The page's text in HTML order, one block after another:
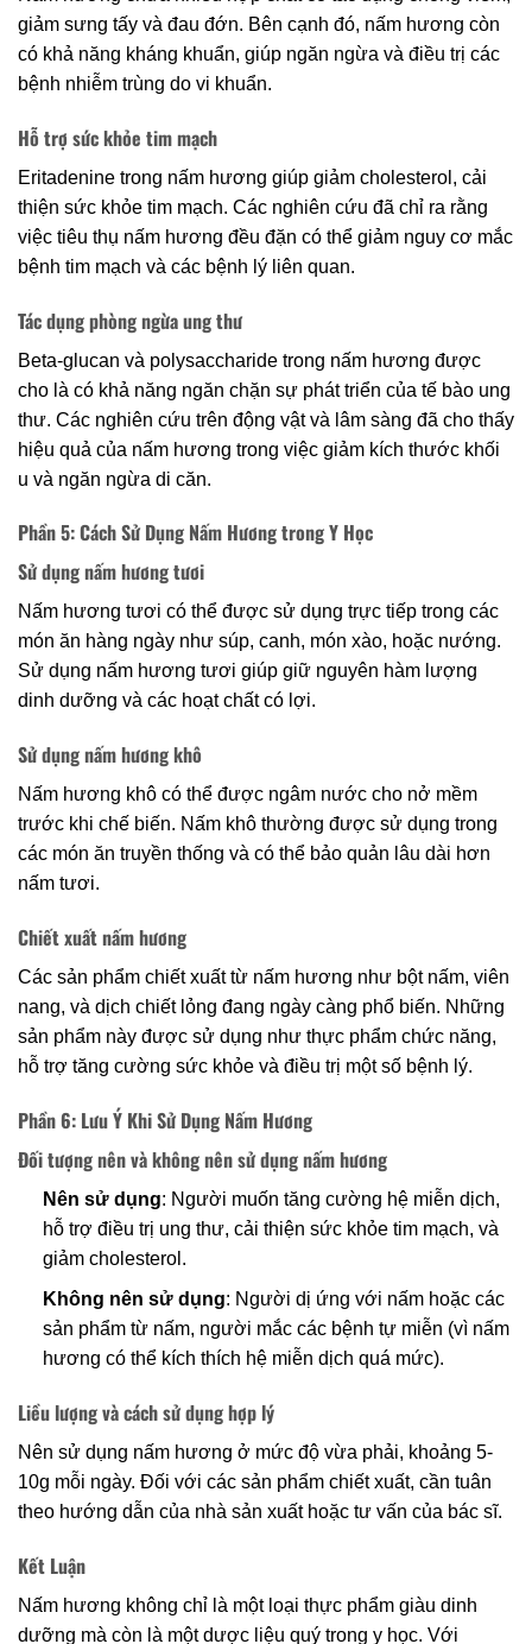
giảm sưng tấy và đau đớn. Bên cạnh đó, nấm hương còn
có khả năng kháng khuẩn, giúp ngăn ngừa và điều trị các
bệnh nhiễm trùng do vi khuẩn.
Hỗ trợ sức khỏe tim mạch
Eritadenine trong nấm hương giúp giảm cholesterol, cải
thiện sức khỏe tim mạch. Các nghiên cứu đã chỉ ra rằng
việc tiêu thụ nấm hương đều đặn có thể giảm nguy cơ mắc
bệnh tim mạch và các bệnh lý liên quan.
Tác dụng phòng ngừa ung thư
Beta-glucan và polysaccharide trong nấm hương được
cho là có khả năng ngăn chặn sự phát triển của tế bào ung
thư. Các nghiên cứu trên động vật và lâm sàng đã cho thấy
hiệu quả của nấm hương trong việc giảm kích thước khối
u và ngăn ngừa di căn.
Phần 5: Cách Sử Dụng Nấm Hương trong Y Học
Sử dụng nấm hương tươi
Nấm hương tươi có thể được sử dụng trực tiếp trong các
món ăn hàng ngày như súp, canh, món xào, hoặc nướng.
Sử dụng nấm hương tươi giúp giữ nguyên hàm lượng
dinh dưỡng và các hoạt chất có lợi.
Sử dụng nấm hương khô
Nấm hương khô có thể được ngâm nước cho nở mềm
trước khi chế biến. Nấm khô thường được sử dụng trong
các món ăn truyền thống và có thể bảo quản lâu dài hơn
nấm tươi.
Chiết xuất nấm hương
Các sản phẩm chiết xuất từ nấm hương như bột nấm, viên
nang, và dịch chiết lỏng đang ngày càng phổ biến. Những
sản phẩm này được sử dụng như thực phẩm chức năng,
hỗ trợ tăng cường sức khỏe và điều trị một số bệnh lý.
Phần 6: Lưu Ý Khi Sử Dụng Nấm Hương
Đối tượng nên và không nên sử dụng nấm hương
Nên sử dụng: Người muốn tăng cường hệ miễn dịch,
hỗ trợ điều trị ung thư, cải thiện sức khỏe tim mạch, và
giảm cholesterol.
Không nên sử dụng: Người dị ứng với nấm hoặc các
sản phẩm từ nấm, người mắc các bệnh tự miễn (vì nấm
hương có thể kích thích hệ miễn dịch quá mức).
Liều lượng và cách sử dụng hợp lý
Nên sử dụng nấm hương ở mức độ vừa phải, khoảng 5-
10g mỗi ngày. Đối với các sản phẩm chiết xuất, cần tuân
theo hướng dẫn của nhà sản xuất hoặc tư vấn của bác sĩ.
Kết Luận
Nấm hương không chỉ là một loại thực phẩm giàu dinh
dưỡng mà còn là một dược liệu quý trong y học. Với